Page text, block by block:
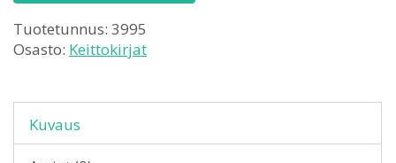
Tuotetunnus: 3995
Osasto: Keittokirjat
Kuvaus